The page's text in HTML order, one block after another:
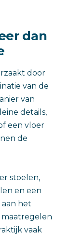
dan
door
van de
van
details,
een vloer
de
stoelen,
en een
het
vaak